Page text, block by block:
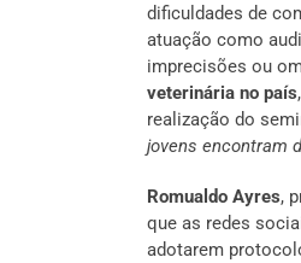
dificuldades de
atuação como
imprecisões ou
veterinária no país
realização do
jovens encontram
Romualdo Ayres,
que as redes
adotarem